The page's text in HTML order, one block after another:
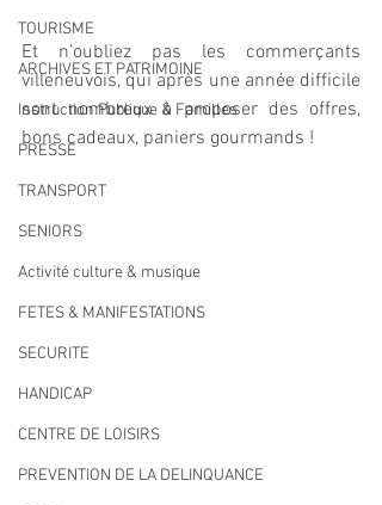
TOURISME
ARCHIVES ET PATRIMOINE
Instruction Publique & Familles
PRESSE
TRANSPORT
SENIORS
Activité culture & musique
FETES & MANIFESTATIONS
SECURITE
HANDICAP
CENTRE DE LOISIRS
PREVENTION DE LA DELINQUANCE
Et n'oubliez pas les commerçants
villeneuvois, qui après une année difficile
sont nombreux à proposer des offres,
bons cadeaux, paniers gourmands !